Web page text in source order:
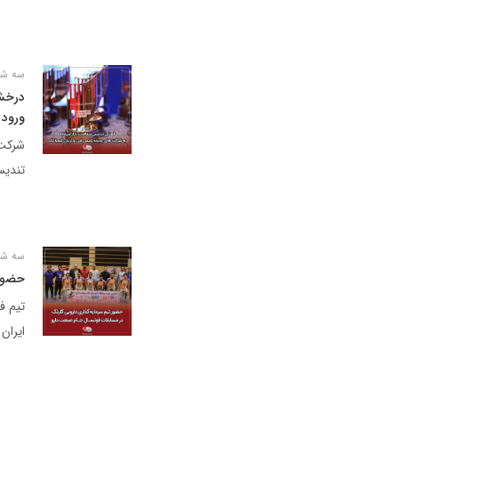
سه شنبه 11
ورود
تندیس
سه شنبه 4
تیم
ایران از تاریخ 22
شرکت ها
برند ها